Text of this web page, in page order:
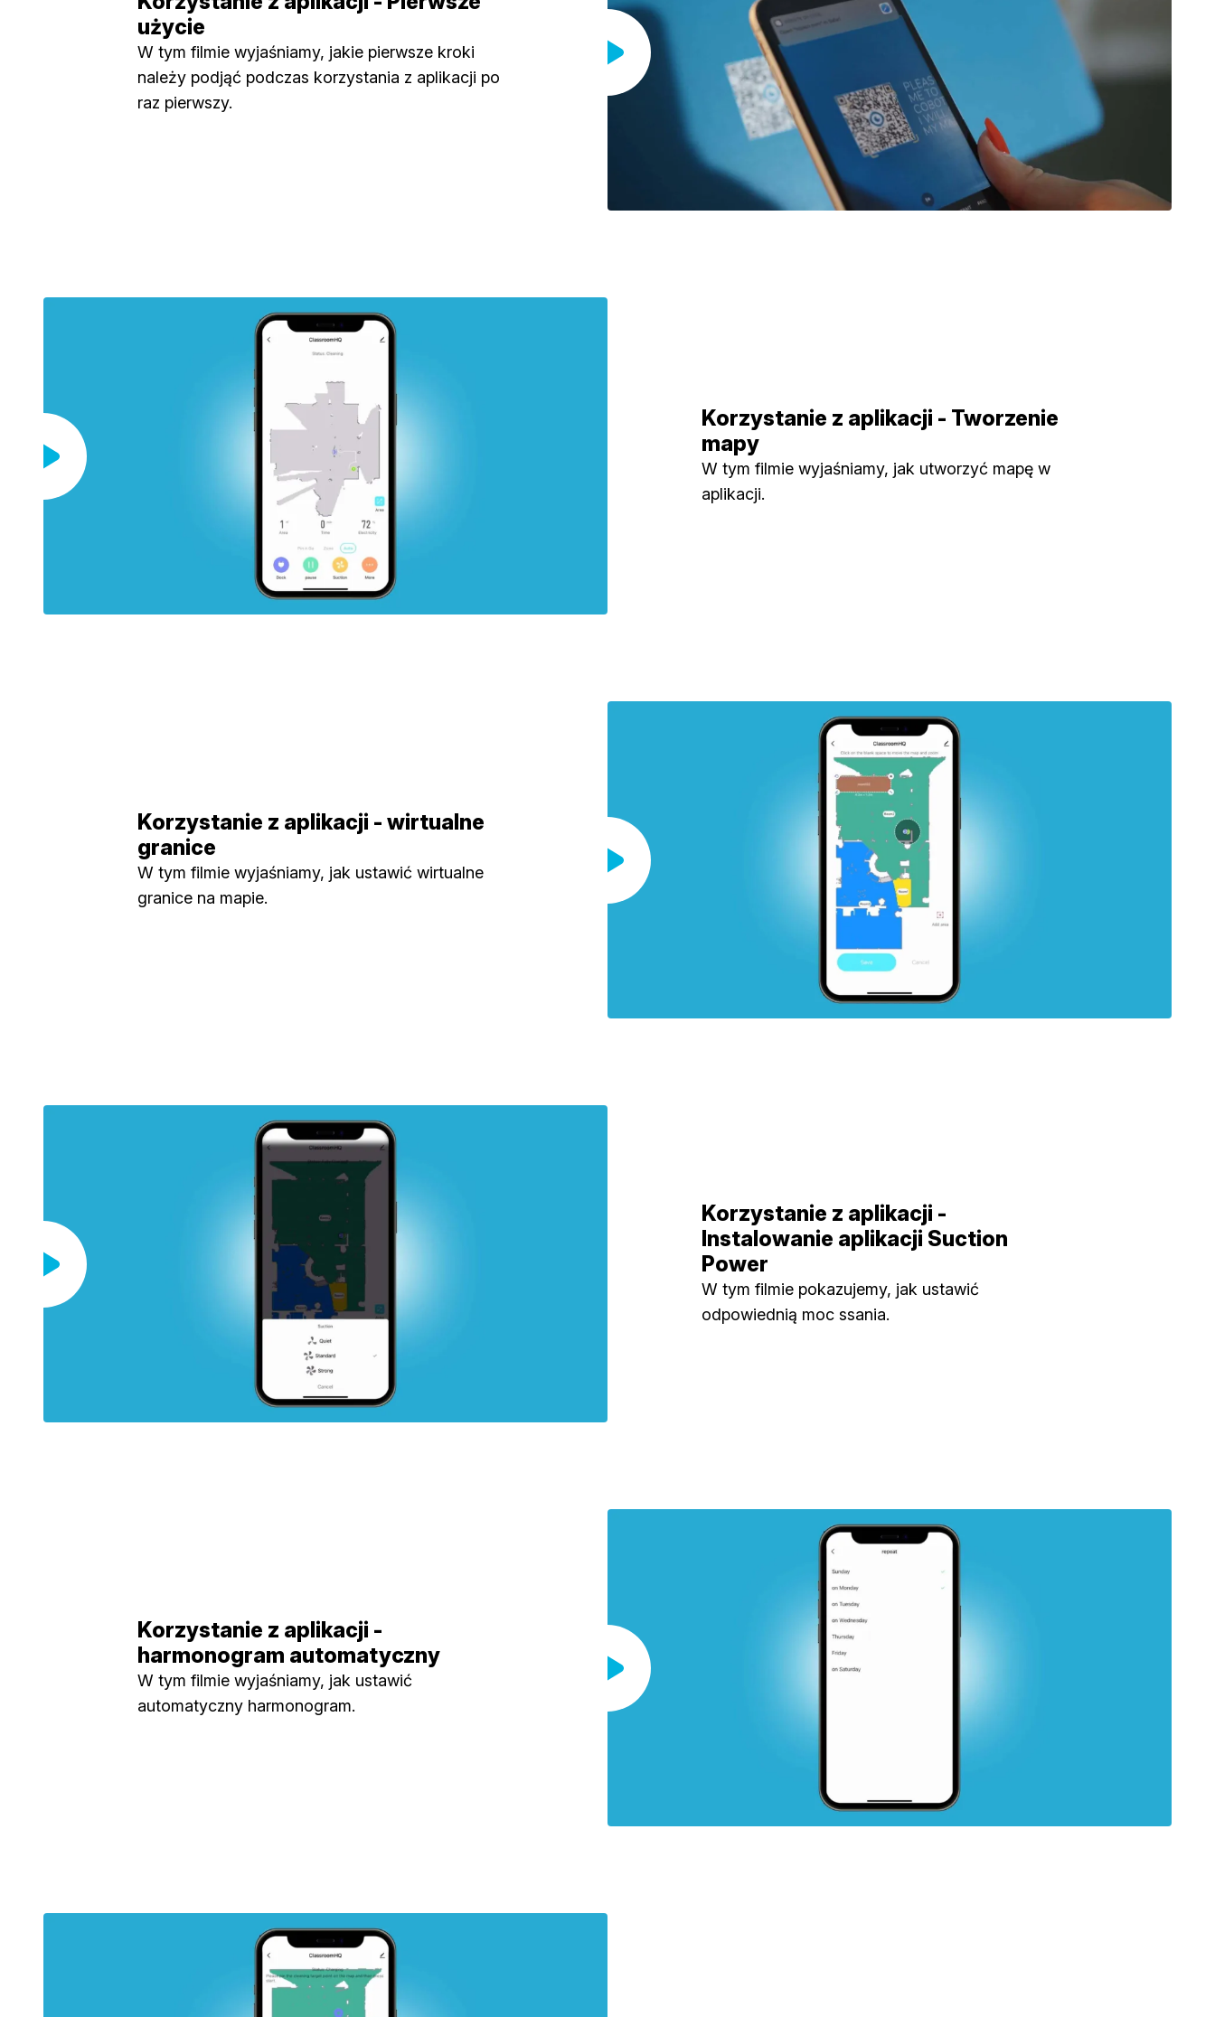
użycie
W tym filmie wyjaśniamy, jakie pierwsze kroki
należy podjąć podczas korzystania z aplikacji po
raz pierwszy.
Korzystanie z aplikacji - Tworzenie
mapy
W tym filmie wyjaśniamy, jak utworzyć mapę w
aplikacji.
Korzystanie z aplikacji - wirtualne
granice
W tym filmie wyjaśniamy, jak ustawić wirtualne
granice na mapie.
Korzystanie z aplikacji -
Instalowanie aplikacji Suction
Power
W tym filmie pokazujemy, jak ustawić
odpowiednią moc ssania.
Korzystanie z aplikacji -
harmonogram automatyczny
W tym filmie wyjaśniamy, jak ustawić
automatyczny harmonogram.